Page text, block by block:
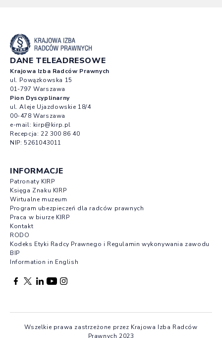
DANE TELEADRESOWE
Krajowa Izba Radców Prawnych
ul. Powązkowska 15
01-797 Warszawa
Pion Dyscyplinarny
ul. Aleje Ujazdowskie 18/4
00-478 Warszawa
e-mail: kirp@kirp.pl
Recepcja: 22 300 86 40
NIP: 5261043011
INFORMACJE
Patronaty KIRP
Księga Znaku KIRP
Wirtualne muzeum
Program ubezpieczeń dla radców prawnych
Praca w biurze KIRP
Kontakt
RODO
Kodeks Etyki Radcy Prawnego i Regulamin wykonywania zawodu
BIP
Information in English
Facebook otwierany w nowej karcie
Profil X otwierany w nowej karcie
Profil LinkedIn otwierany w nowej karcie
Profil YouTube otwierany w nowej karcie
Profil Instagram otwierany w nowej karcie
Wszelkie prawa zastrzeżone przez Krajowa Izba Radców
Prawnych 2023